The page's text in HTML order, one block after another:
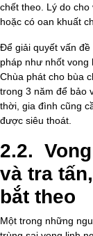
chết theo. Lý do
hoặc có oan khuất
Để giải quyết vấn
pháp như nhốt vong
Chùa phát cho bùa
trong 3 năm để bảo
thời, gia đình cũng
được siêu thoát.
2.2.
và tra
bắt theo
Một trong những